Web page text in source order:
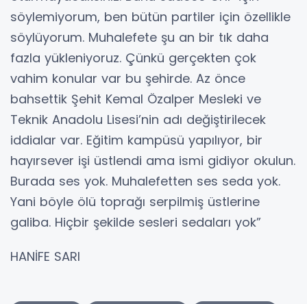
söylemiyorum, ben bütün partiler için özellikle
söylüyorum. Muhalefete şu an bir tık daha
fazla yükleniyoruz. Çünkü gerçekten çok
vahim konular var bu şehirde. Az önce
bahsettik Şehit Kemal Özalper Mesleki ve
Teknik Anadolu Lisesi’nin adı değiştirilecek
iddialar var. Eğitim kampüsü yapılıyor, bir
hayırsever işi üstlendi ama ismi gidiyor okulun.
Burada ses yok. Muhalefetten ses seda yok.
Yani böyle ölü toprağı serpilmiş üstlerine
galiba. Hiçbir şekilde sesleri sedaları yok”
HANİFE SARI